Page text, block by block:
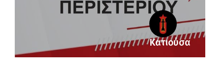
Κατιούσα